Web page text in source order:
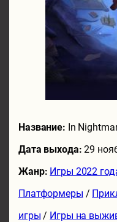
Название: In
Дата выхода:29
Жанр: Игры 2022
Платформеры /
игры / Игры на